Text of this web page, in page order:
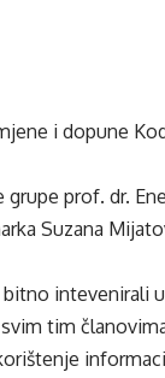
i dopune
prof. dr.
Suzana
intevenirali
tim